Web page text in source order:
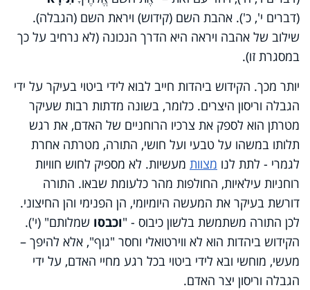
(דברים י', כ'). אהבת השם (קידוש) ויראת השם (הגבלה).
שילוב של אהבה ויראה היא הדרך הנכונה (לא נרחיב על כך
במסגרת זו).
יותר מכך. הקידוש ביהדות חייב לבוא לידי ביטוי בעיקר על ידי
הגבלה וריסון היצרים. כלומר, בשונה מדתות רבות שעיקר
מטרתן הוא לספק את צרכיו הרוחניים של האדם, את רגש
תלותו במשהו על טבעי ועל חושי, התורה, מטרתה אחרת
לגמרי - לתת לנו מצוות מעשיות. לא מספיק לחוש חוויות
רוחניות עילאיות, החולפות מהר כלעומת שבאו. התורה
דורשת בעיקר את המעשה היומיומי, הן הפנימי והן החיצוני.
לכן התורה משתמשת בלשון כיבוס - "וכבסו שמלותם" (י').
הקידוש ביהדות הוא לא ווירטואלי וחסר "גוף", אלא להיפך –
מעשי, מוחשי ובא לידי ביטוי בכל רגע מחיי האדם, על ידי
הגבלה וריסון יצר האדם.